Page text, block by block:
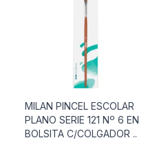
MILAN PINCEL ESCOLAR
PLANO SERIE 121 Nº 6 EN
BOLSITA C/COLGADOR ..